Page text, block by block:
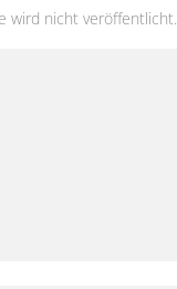
wird nicht veröffentlicht.